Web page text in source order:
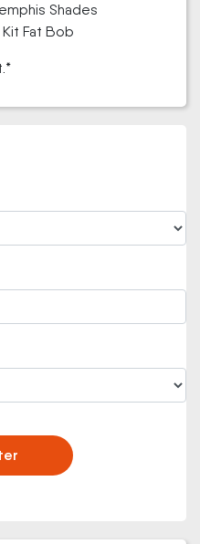
Shades
Fat Bob